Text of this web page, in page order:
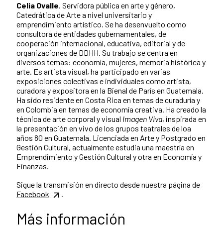
Celia Ovalle. Servidora pública en arte y género,
Catedrática de Arte a nivel universitario y
emprendimiento artístico. Se ha desenvuelto como
consultora de entidades gubernamentales, de
cooperación internacional, educativa, editorial y de
organizaciones de DDHH. Su trabajo se centra en
diversos temas: economía, mujeres, memoria histórica y
arte. Es artista visual, ha participado en varias
exposiciones colectivas e individuales como artista,
curadora y expositora en la Bienal de París en Guatemala.
Ha sido residente en Costa Rica en temas de curaduría y
en Colombia en temas de economía creativa. Ha creado la
técnica de arte corporal y visual Imagen Viva, inspirada en
la presentación en vivo de los grupos teatrales de loa
años 80 en Guatemala. Licenciada en Arte y Postgrado en
Gestión Cultural, actualmente estudia una maestría en
Emprendimiento y Gestión Cultural y otra en Economía y
Finanzas.
Sigue la transmisión en directo desde nuestra página de
Facebook
.
Más información